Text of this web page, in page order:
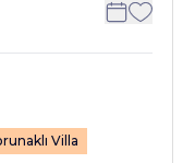
Villa